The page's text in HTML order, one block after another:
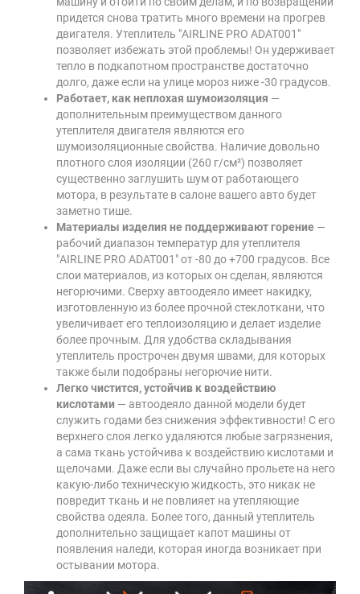
придется снова тратить много времени на прогрев
двигателя. Утеплитель "AIRLINE PRO ADAT001"
позволяет избежать этой проблемы! Он удерживает
тепло в подкапотном пространстве достаточно
долго, даже если на улице мороз ниже -30 градусов.
Работает, как неплохая шумоизоляция —
дополнительным преимуществом данного
утеплителя двигателя являются его
шумоизоляционные свойства. Наличие довольно
плотного слоя изоляции (260 г/см²) позволяет
существенно заглушить шум от работающего
мотора, в результате в салоне вашего авто будет
заметно тише.
Материалы изделия не поддерживают горение —
рабочий диапазон температур для утеплителя
"AIRLINE PRO ADAT001" от -80 до +700 градусов. Все
слои материалов, из которых он сделан, являются
негорючими. Сверху автоодеяло имеет накидку,
изготовленную из более прочной стеклоткани, что
увеличивает его теплоизоляцию и делает изделие
более прочным. Для удобства складывания
утеплитель прострочен двумя швами, для которых
также были подобраны негорючие нити.
Легко чистится, устойчив к воздействию
кислотами — автоодеяло данной модели будет
служить годами без снижения эффективности! С его
верхнего слоя легко удаляются любые загрязнения,
а сама ткань устойчива к воздействию кислотами и
щелочами. Даже если вы случайно прольете на него
какую-либо техническую жидкость, это никак не
повредит ткань и не повлияет на утепляющие
свойства одеяла. Более того, данный утеплитель
дополнительно защищает капот машины от
появления наледи, которая иногда возникает при
остывании мотора.